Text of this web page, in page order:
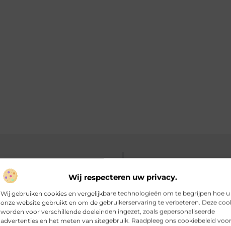
Wij respecteren uw privacy.
Wij gebruiken cookies en vergelijkbare technologieën om te begrijpen hoe u
onze website gebruikt en om de gebruikerservaring te verbeteren. Deze
worden voor verschillende doeleinden ingezet, zoals gepersonaliseerde
advertenties en het meten van sitegebruik. Raadpleeg ons cookiebeleid voor